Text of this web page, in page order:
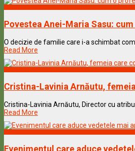
Povestea Anei-Maria Sasu:
O decizie de familie care i-a schimbat
Read More
Cristina-Lavinia Arnăutu,
Cristina-Lavinia Arnăutu, Director cu
Read More
Evenimentul care aduce